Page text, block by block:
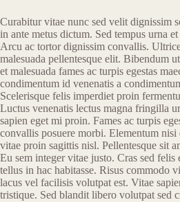
Curabitur vitae nunc sed velit dignissim
in ante metus dictum. Sed tempus urna
Arcu ac tortor dignissim convallis.
malesuada pellentesque elit. Bibendum
et malesuada fames ac turpis egestas
condimentum id venenatis a
Scelerisque felis imperdiet proin
Luctus venenatis lectus magna fringilla
sapien eget mi proin. Fames ac turpis
convallis posuere morbi. Elementum
vitae proin sagittis nisl. Pellentesque sit
Eu sem integer vitae justo. Cras sed
tellus in hac habitasse. Risus commodo
lacus vel facilisis volutpat est. Vitae
tristique. Sed blandit libero volutpat sed